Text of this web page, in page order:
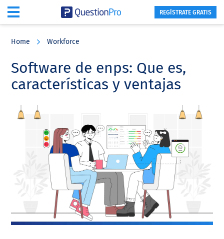
content
sidebar
REGÍSTRATE GRATIS
Home Workforce
Software de enps: Que es,
características y ventajas